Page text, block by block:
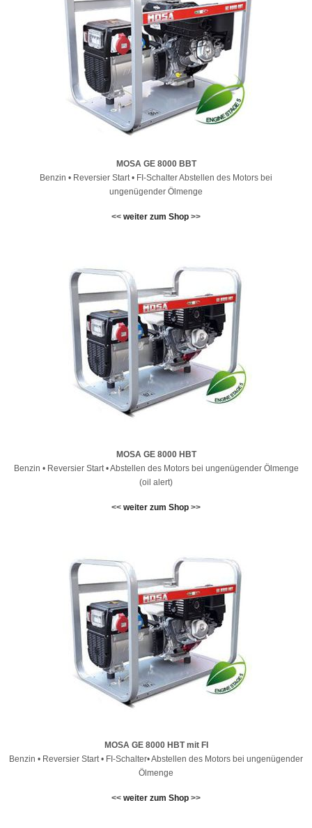
MOSA GE 8000 BBT
Benzin • Reversier Start • FI-Schalter Abstellen des Motors bei
ungenügender Ölmenge
<< weiter zum Shop >>
MOSA GE 8000 HBT
Benzin • Reversier Start • Abstellen des Motors bei ungenügender Ölmenge
(oil alert)
<< weiter zum Shop >>
MOSA GE 8000 HBT mit FI
Benzin • Reversier Start • FI-Schalter• Abstellen des Motors bei ungenügender
Ölmenge
<< weiter zum Shop >>